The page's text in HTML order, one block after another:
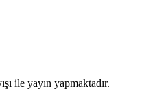
ile yayın yapmaktadır.